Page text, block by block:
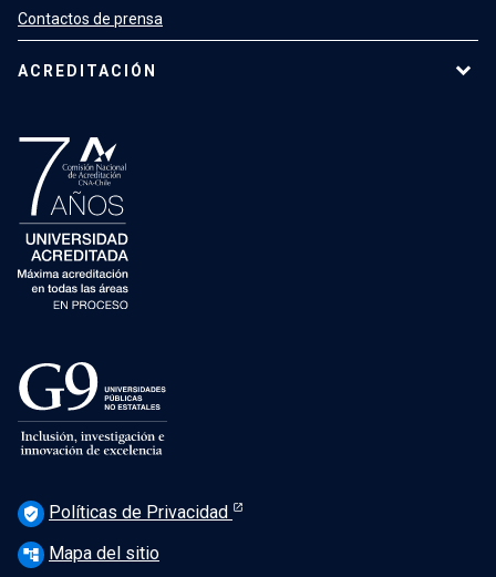
Contactos de prensa
ACREDITACIÓN
verified_user Políticas de Privacidad
account_tree Mapa del sitio